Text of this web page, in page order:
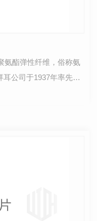
氨酯弹性纤维，俗称氨
公司于1937年率先研
纶丝，并大量批量…